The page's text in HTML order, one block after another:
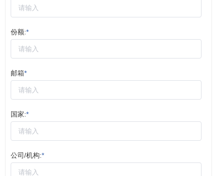
份额:*
邮箱*
国家:*
公司/机构:*